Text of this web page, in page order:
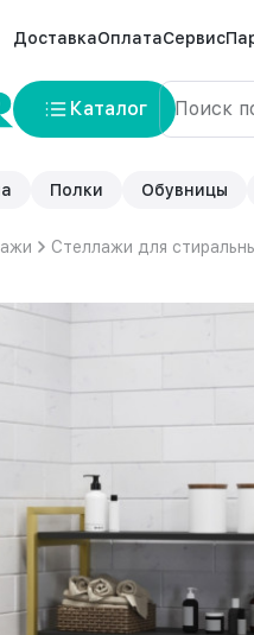
ДоставкаОплатаСервис
Каталог
Полки Обувницы
Стеллажи для